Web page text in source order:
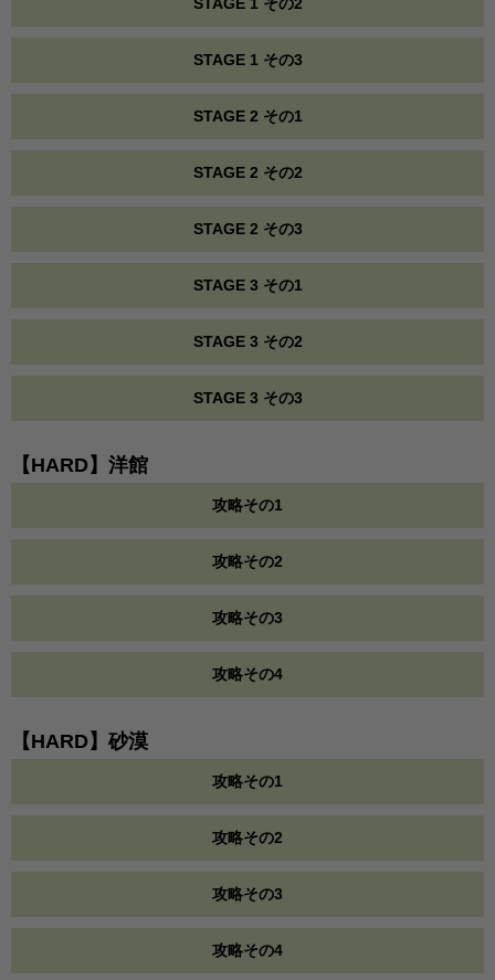
STAGE 1 その3
STAGE 2 その1
STAGE 2 その2
STAGE 2 その3
STAGE 3 その1
STAGE 3 その2
STAGE 3 その3
【HARD】洋館
攻略その1
攻略その2
攻略その3
攻略その4
【HARD】砂漠
攻略その1
攻略その2
攻略その3
攻略その4